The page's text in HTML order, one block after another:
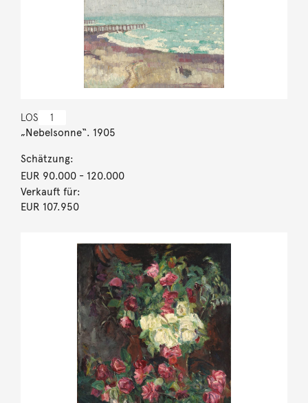
LOS 1
„Nebelsonne“. 1905
Schätzung:
EUR 90.000- 120.000
Verkauft für:
EUR 107.950